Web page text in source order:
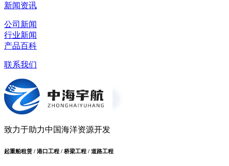
新闻资讯
公司新闻
行业新闻
产品百科
联系我们
致力于助力中国海洋资源开发
起重船租赁 / 港口工程 / 桥梁工程 / 道路工程